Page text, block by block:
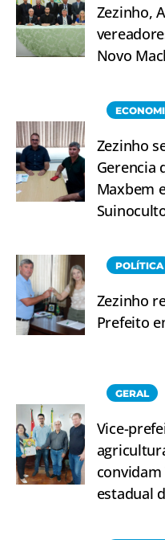
Zezinho,
Novo
Zezinho
Gerencia
Maxbem
POLÍTICA
Zezinho
Prefeito
GERAL
Vice-
estadual